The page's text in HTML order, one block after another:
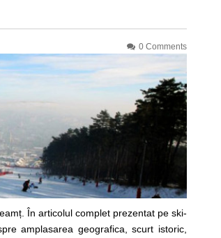
0 Comments
În articolul complet prezentat pe ski-
amplasarea geografica, scurt istoric,